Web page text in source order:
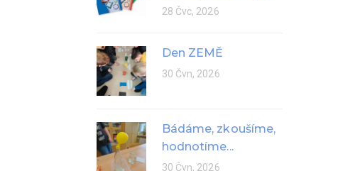
28 Čvc, 2026
Den ZEMĚ
30 Čvn, 2026
Bádáme, zkoušíme,
hodnotíme...
30 Čvn, 2026